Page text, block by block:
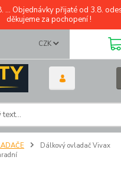
... Objednávky přijaté od 3.8.
děkujeme za pochopení !
CZK
Dálkový ovladač Vivax